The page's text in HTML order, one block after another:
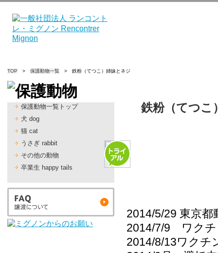
TOP > 保護動物一覧 > 鉄粉（てつこ）姉妹とネジ
保護動物一覧トップ
犬 dog
猫 cat
うさぎ rabbit
その他の動物
卒業生 happy tails
鉄粉（てつ
2014/5/29 東京
2014/7/9 ワクチ
2014/8/13ワクチ